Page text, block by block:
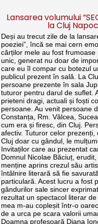
Lansarea volumului
la Cluj
Deși au trecut zile de la
poeziei”, încă se mai cern
cărților mele au fost frumoase
unic, generat nu doar de
care eu îl compar cu botezul
publicul prezent în sală. La
persoane prezente în sala
tuturor pentru darul de suflet.
prieteni dragi, actuali și foști
persoane. Au venit persoane
Constanța, Rm. Vâlcea,
cum era și firesc, din Cluj.
afectiv. Tuturor celor
Cluj doar cu gândul, le
Invitaților care au prezentat
Domnul Nicolae Băciuț,
menține aprins crezul său
întâlnire literară să fie
particulară. Acest lucru a fost
gândurilor sale sincer
rezultat un spectacol literar
mea m-au copleșit într-o
de a urca pe scara valorii
Doamna profesoară Diana